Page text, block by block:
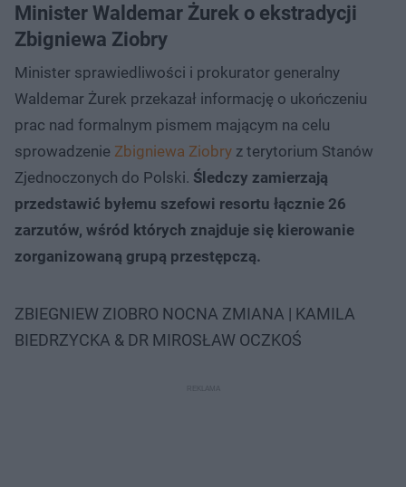
Minister Waldemar Żurek o ekstradycji
Zbigniewa Ziobry
Minister sprawiedliwości i prokurator generalny
Waldemar Żurek przekazał informację o ukończeniu
prac nad formalnym pismem mającym na celu
sprowadzenie Zbigniewa Ziobry z terytorium Stanów
Zjednoczonych do Polski. Śledczy zamierzają
przedstawić byłemu szefowi resortu łącznie 26
zarzutów, wśród których znajduje się kierowanie
zorganizowaną grupą przestępczą.
ZBIEGNIEW ZIOBRO NOCNA ZMIANA | KAMILA
BIEDRZYCKA & DR MIROSŁAW OCZKOŚ